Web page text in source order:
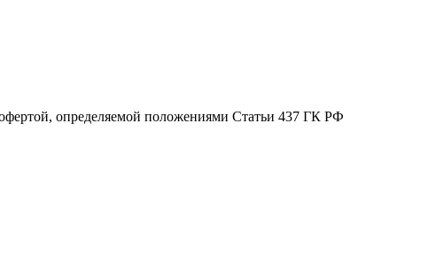
определяемой положениями Статьи 437 ГК РФ